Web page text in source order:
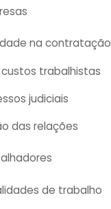
na contratação
trabalhistas
judiciais
das relações
de trabalho